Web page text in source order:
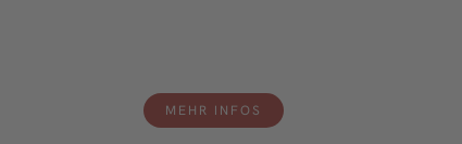
MEHR INFOS